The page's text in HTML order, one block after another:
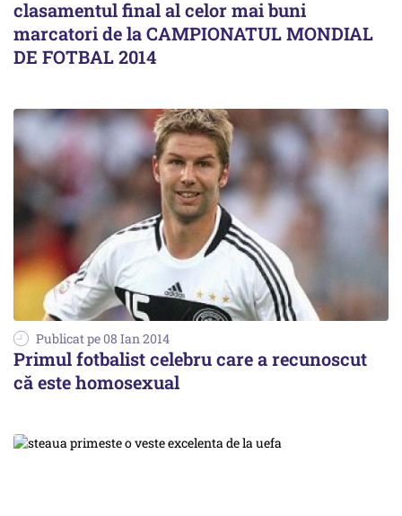
clasamentul final al celor mai buni
marcatori de la CAMPIONATUL MONDIAL
DE FOTBAL 2014
Publicat pe 08 Ian 2014
Primul fotbalist celebru care a recunoscut
că este homosexual